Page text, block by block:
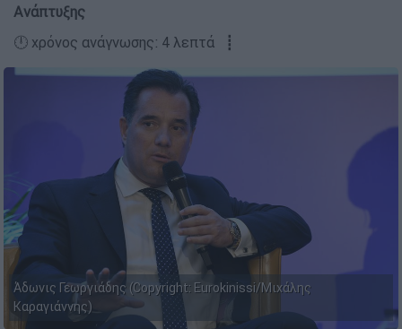
Ανάπτυξης
🕛 χρόνος ανάγνωσης: 4 λεπτά ┋
Άδωνις Γεωργιάδης (Copyright: Eurokinissi/Μιχάλης
Καραγιάννης)